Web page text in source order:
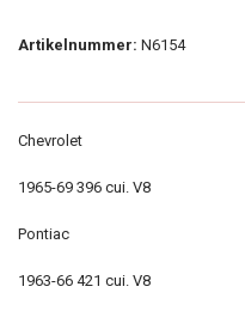
Artikelnummer: N6154
Chevrolet
1965-69 396 cui. V8
Pontiac
1963-66 421 cui. V8